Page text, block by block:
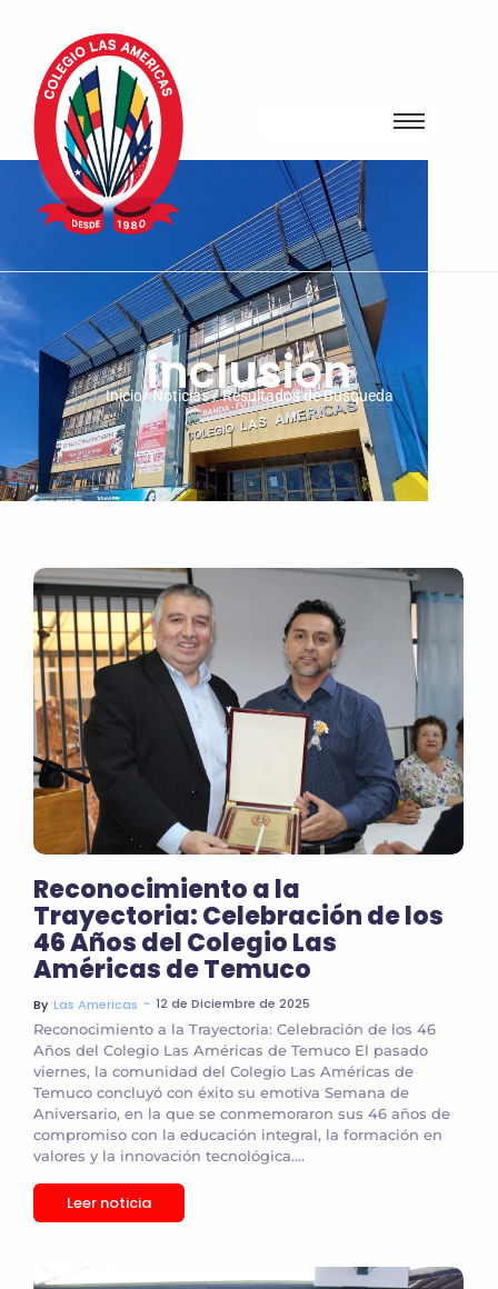
inclusión
Inicio/ Noticias / Resultados de Busqueda
Reconocimiento a la
Trayectoria: Celebración de los
46 Años del Colegio Las
Américas de Temuco
By Las Americas ~ 12 de Diciembre de 2025
Reconocimiento a la Trayectoria: Celebración de los 46
Años del Colegio Las Américas de Temuco El pasado
viernes, la comunidad del Colegio Las Américas de
Temuco concluyó con éxito su emotiva Semana de
Aniversario, en la que se conmemoraron sus 46 años de
compromiso con la educación integral, la formación en
valores y la innovación tecnológica....
Leer noticia